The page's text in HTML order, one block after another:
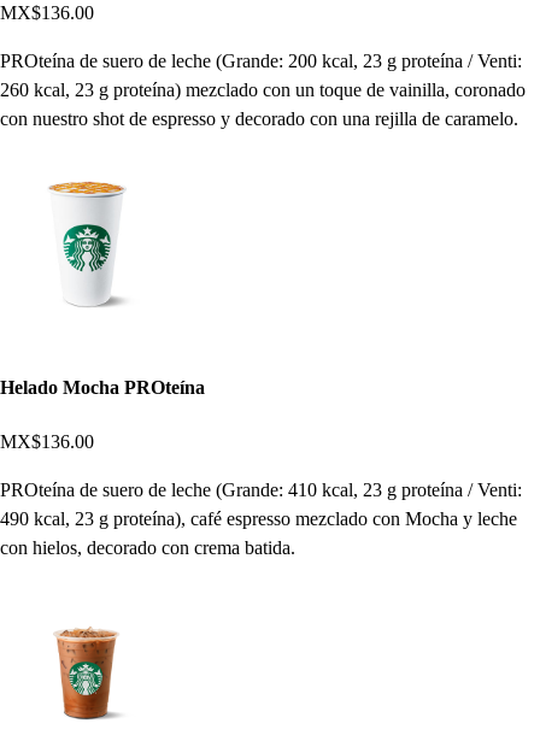
MX$136.00
PROteína de suero de leche (Grande: 200 kcal, 23 g proteína / Venti:
260 kcal, 23 g proteína) mezclado con un toque de vainilla, coronado
con nuestro shot de espresso y decorado con una rejilla de caramelo.
Helado Mocha PROteína
MX$136.00
PROteína de suero de leche (Grande: 410 kcal, 23 g proteína / Venti:
490 kcal, 23 g proteína), café espresso mezclado con Mocha y leche
con hielos, decorado con crema batida.